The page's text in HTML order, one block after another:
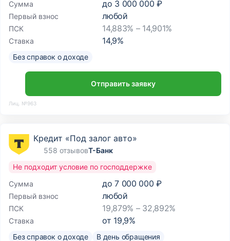
Сумма до 3 000 000 ₽
Первый взнос любой
ПСК 14,883% – 14,901%
Ставка 14,9%
Без справок о доходе
Отправить заявку
Лиц. №963
Кредит «Под залог авто»
558 отзывовТ-Банк
Сумма до 7 000 000 ₽
Первый взнос любой
ПСК 19,879% – 32,892%
Ставка от 19,9%
Не подходит условие по господдержке
Без справок о доходе В день обращения